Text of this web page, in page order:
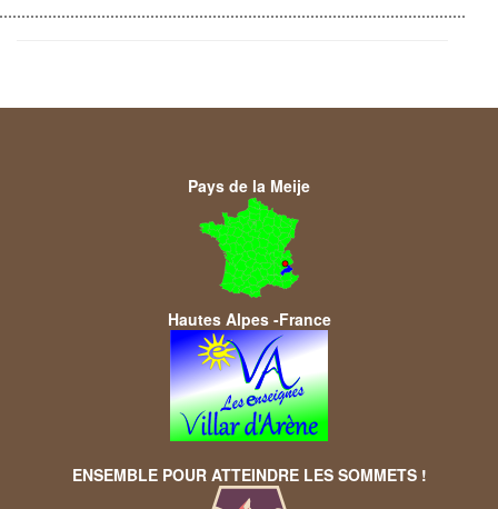
Pays de la Meije
Hautes Alpes -France
ENSEMBLE POUR ATTEINDRE LES SOMMETS !